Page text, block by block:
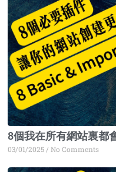
8個我在所有網站裏都
03/01/2025 No Comments